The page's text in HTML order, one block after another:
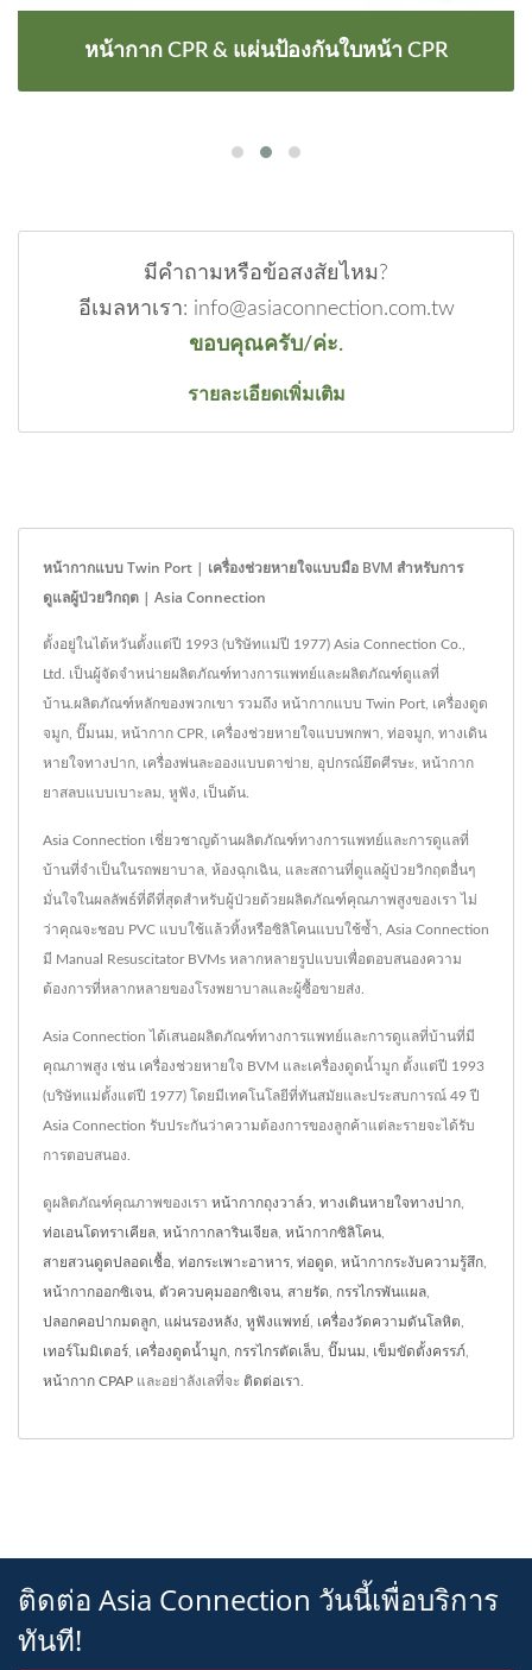
หน้ากาก CPR & แผ่นป้องกันใบหน้า CPR
มีคำถามหรือข้อสงสัยไหม?
อีเมลหาเรา: info@asiaconnection.com.tw
ขอบคุณครับ/ค่ะ.
รายละเอียดเพิ่มเติม
หน้ากากแบบ Twin Port | เครื่องช่วยหายใจแบบมือ BVM สำหรับการ
ดูแลผู้ป่วยวิกฤต | Asia Connection
ตั้งอยู่ในไต้หวันตั้งแต่ปี 1993 (บริษัทแม่ปี 1977) Asia Connection Co.,
Ltd. เป็นผู้จัดจำหน่ายผลิตภัณฑ์ทางการแพทย์และผลิตภัณฑ์ดูแลที่
บ้าน.ผลิตภัณฑ์หลักของพวกเขา รวมถึง หน้ากากแบบ Twin Port, เครื่องดูด
จมูก, ปั๊มนม, หน้ากาก CPR, เครื่องช่วยหายใจแบบพกพา, ท่อจมูก, ทางเดิน
หายใจทางปาก, เครื่องพ่นละอองแบบตาข่าย, อุปกรณ์ยึดศีรษะ, หน้ากาก
ยาสลบแบบเบาะลม, หูฟัง, เป็นต้น.
Asia Connection เชี่ยวชาญด้านผลิตภัณฑ์ทางการแพทย์และการดูแลที่
บ้านที่จำเป็นในรถพยาบาล, ห้องฉุกเฉิน, และสถานที่ดูแลผู้ป่วยวิกฤตอื่นๆ
มั่นใจในผลลัพธ์ที่ดีที่สุดสำหรับผู้ป่วยด้วยผลิตภัณฑ์คุณภาพสูงของเรา ไม่
ว่าคุณจะชอบ PVC แบบใช้แล้วทิ้งหรือซิลิโคนแบบใช้ซ้ำ, Asia Connection
มี Manual Resuscitator BVMs หลากหลายรูปแบบเพื่อตอบสนองความ
ต้องการที่หลากหลายของโรงพยาบาลและผู้ซื้อขายส่ง.
Asia Connection ได้เสนอผลิตภัณฑ์ทางการแพทย์และการดูแลที่บ้านที่มี
คุณภาพสูง เช่น เครื่องช่วยหายใจ BVM และเครื่องดูดน้ำมูก ตั้งแต่ปี 1993
(บริษัทแม่ตั้งแต่ปี 1977) โดยมีเทคโนโลยีที่ทันสมัยและประสบการณ์ 49 ปี
Asia Connection รับประกันว่าความต้องการของลูกค้าแต่ละรายจะได้รับ
การตอบสนอง.
ดูผลิตภัณฑ์คุณภาพของเรา หน้ากากถุงวาล์ว ทางเดินหายใจทางปาก
ท่อเอนโดทราเคียล หน้ากากลารินเจียล หน้ากากซิลิโคน
สายสวนดูดปลอดเชื้อ ท่อกระเพาะอาหาร ท่อดูด หน้ากากระงับความรู้สึก
หน้ากากออกซิเจน ตัวควบคุมออกซิเจน สายรัด กรรไกรพันแผล
ปลอกคอปากมดลูก แผ่นรองหลัง หูฟังแพทย์ เครื่องวัดความดันโลหิต
เทอร์โมมิเตอร์ เครื่องดูดน้ำมูก กรรไกรตัดเล็บ ปั๊มนม เข็มขัดตั้งครรภ์
หน้ากาก CPAP และอย่าลังเลที่จะ ติดต่อเรา
ติดต่อ Asia Connection วันนี้เพื่อบริการ
ทันที!